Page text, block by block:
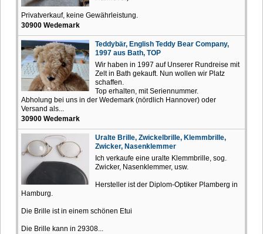
Privatverkauf, keine Gewährleistung.
30900 Wedemark
Teddybär, English Teddy Bear Company,
1997 aus Bath, TOP
Wir haben in 1997 auf Unserer Rundreise mit
Zelt in Bath gekauft. Nun wollen wir Platz
schaffen.
Top erhalten, mit Seriennummer.
Abholung bei uns in der Wedemark (nördlich Hannover) oder
Versand als...
30900 Wedemark
Uralte Brille, Zwickelbrille, Klemmbrille,
Zwicker, Nasenklemmer
Ich verkaufe eine uralte Klemmbrille, sog.
Zwicker, Nasenklemmer, usw.
Hersteller ist der Diplom-Optiker Plamberg in
Hamburg.
Die Brille ist in einem schönen Etui
Die Brille kann in 29308...